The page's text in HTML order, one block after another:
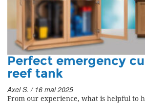
Perfect emergency
reef tank
Axel S. / 16 mai 2025
From our experience, what is helpful to